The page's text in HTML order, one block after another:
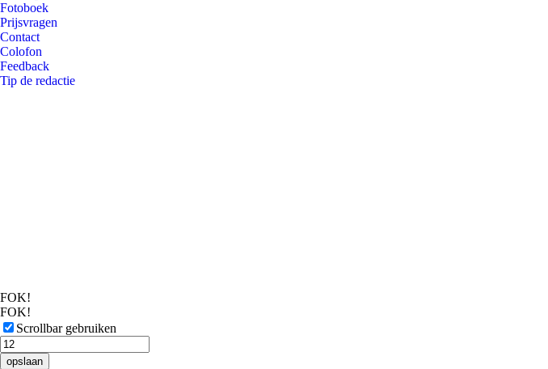
Fotoboek
Prijsvragen
Contact
Colofon
Feedback
Tip de redactie
FOK!
FOK!
Scrollbar gebruiken
opslaan